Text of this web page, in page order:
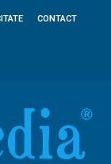
CONTACT